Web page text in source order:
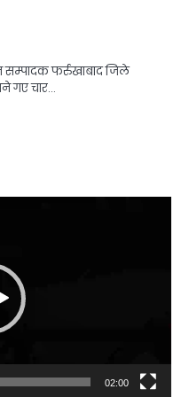
सम्पादक फर्रुखाबाद जिले
गए चार…
02:00